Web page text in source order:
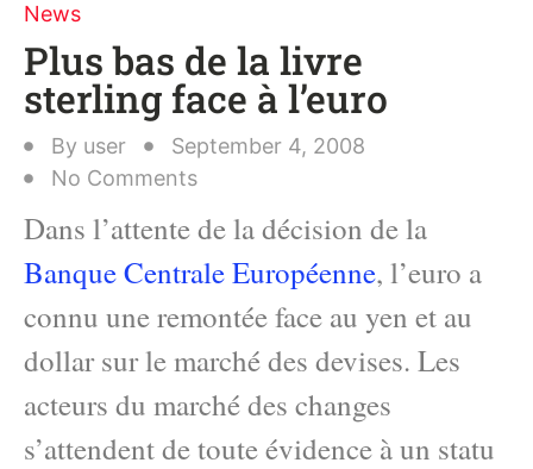
News
Plus bas de la livre
sterling face à l’euro
By user
September 4, 2008
No Comments
Dans l’attente de la décision de la
Banque Centrale Européenne, l’euro a
connu une remontée face au yen et au
dollar sur le marché des devises. Les
acteurs du marché des changes
s’attendent de toute évidence à un statu